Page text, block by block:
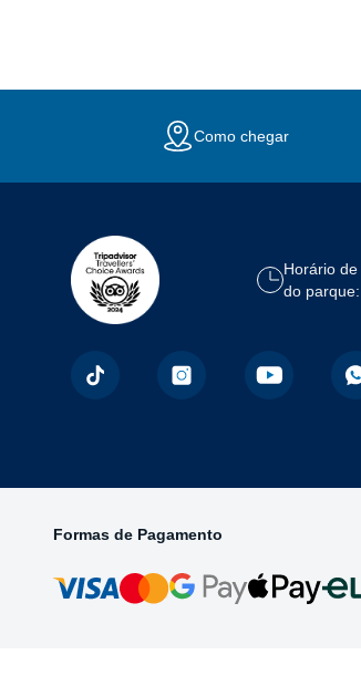
Como chegar
Horário
do parque:
Formas de Pagamento